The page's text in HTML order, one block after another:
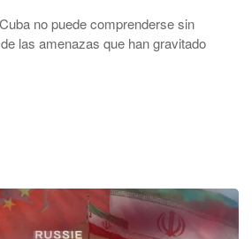
no puede comprenderse sin
las amenazas que han gravitado